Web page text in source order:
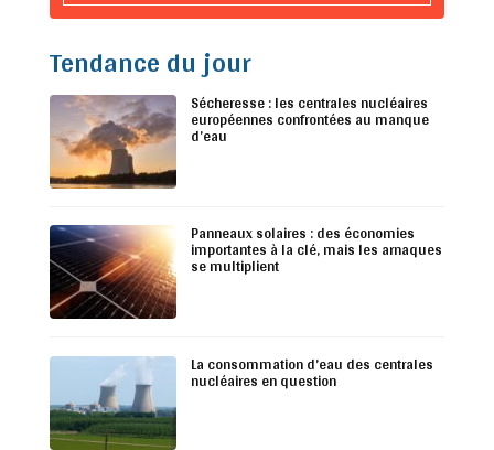
Tendance du jour
Sécheresse : les centrales nucléaires
européennes confrontées au manque
d’eau
Panneaux solaires : des économies
importantes à la clé, mais les arnaques
se multiplient
La consommation d’eau des centrales
nucléaires en question